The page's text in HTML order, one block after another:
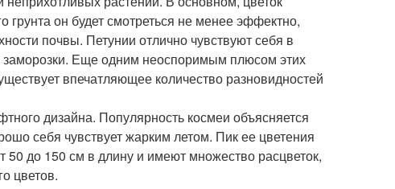
он будет смотреться не менее эффектно,
почвы. Петунии отлично чувствуют себя в
заморозки. Еще одним неоспоримым плюсом этих
впечатляющее количество разновидностей
дизайна. Популярность космеи объясняется
себя чувствует жарким летом. Пик ее цветения
50 до 150 см в длину и имеют множество расцветок,
цветов.